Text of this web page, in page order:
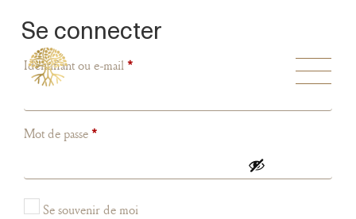
Se connecter
Identifiant ou e-mail*
Mot de passe*
Se souvenir de moi